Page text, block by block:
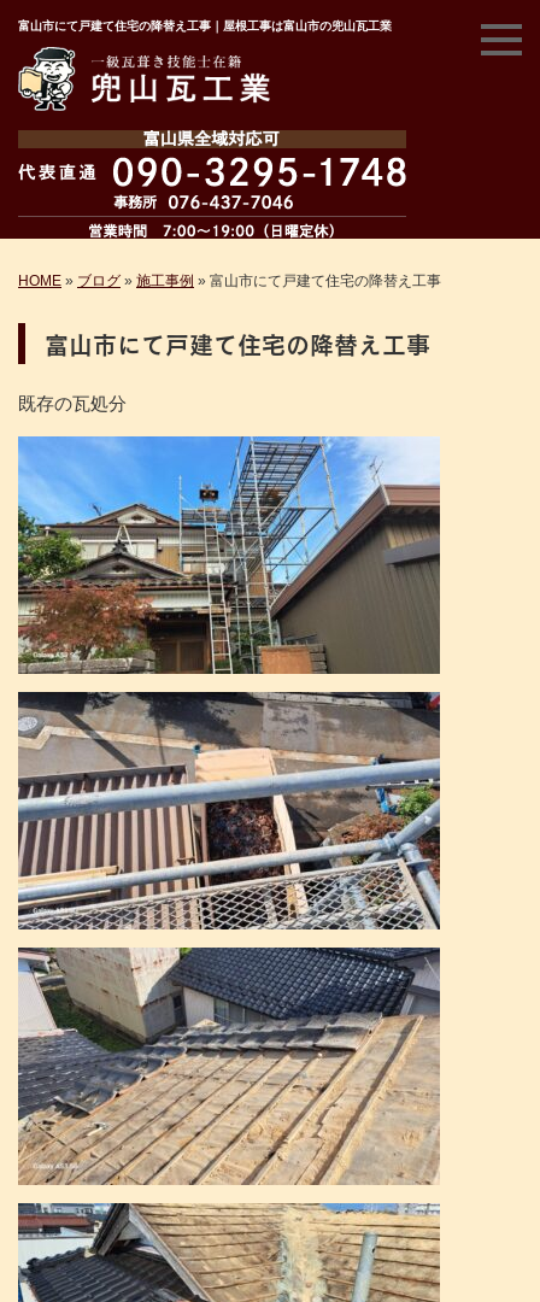
富山市にて戸建て住宅の降替え工事｜屋根工事は富山市の兜山瓦工業
HOME » ブログ » 施工事例 » 富山市にて戸建て住宅の降替え工事
富山市にて戸建て住宅の降替え工事
既存の瓦処分